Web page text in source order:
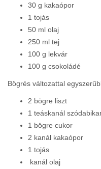
30 g kakaópor
1 tojás
50 ml olaj
250 ml tej
100 g lekvár
100 g csokoládé
Bögrés változattal
2 bögre liszt
1 teáskanál
1 bögre cukor
2 kanál kakaópor
1 tojás
kanál olaj